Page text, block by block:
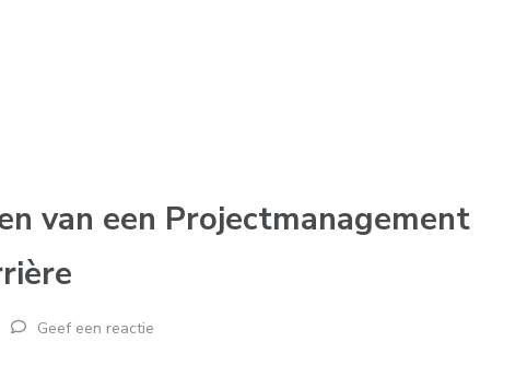
van een Projectmanagement
Geef een reactie